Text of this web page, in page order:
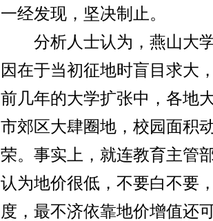
一经发现，坚决制止。
分析人士认为，燕山大学
因在于当初征地时盲目求大
前几年的大学扩张中，各地
市郊区大肆圈地，校园面积
荣。事实上，就连教育主管
认为地价很低，不要白不要
度，最不济依靠地价增值还